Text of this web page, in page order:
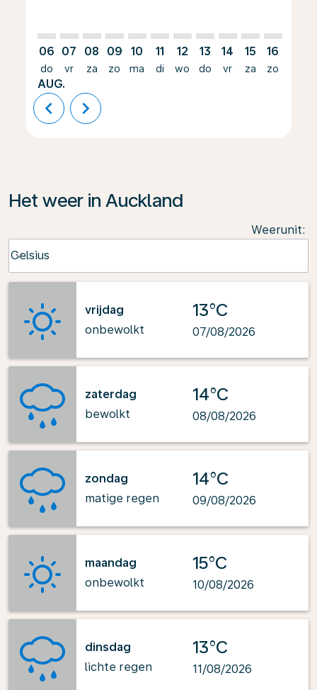
06
do
AUG.
07
vr
08
za
09
zo
10
ma
11
di
12
wo
13
do
14
vr
15
za
16
zo
chevron_left chevron_right
Het weer in Auckland
Weerunit:
Celsius
keyboard_arrow_down
vrijdag
onbewolkt
13°C
07/08/2026
zaterdag
bewolkt
14°C
08/08/2026
zondag
matige regen
14°C
09/08/2026
maandag
onbewolkt
15°C
10/08/2026
dinsdag
lichte regen
13°C
11/08/2026